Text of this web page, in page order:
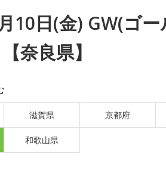
10日(金) GW(ゴ
奈良県】
滋賀県 京都府
和歌山県